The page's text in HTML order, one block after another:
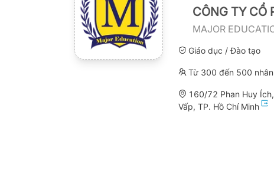
CÔNG TY CỔ
MAJOR
Giáo dục / Đào tạo
Từ 300 đến 500
160/72 Phan Huy
Vấp, TP. Hồ Chí Minh